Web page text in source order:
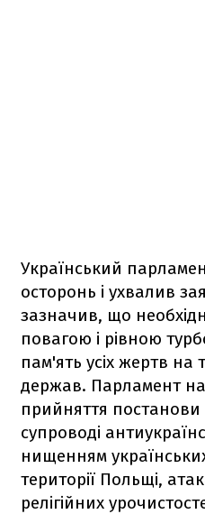
Український
осторонь і ухвалив
зазначив, що
повагою і рівною
пам'ять усіх жертв на
держав. Парламент
прийняття постанови
супроводі
нищенням
території Польщі,
релігійних